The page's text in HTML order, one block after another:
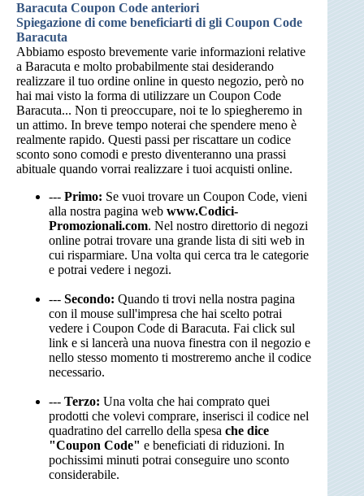
Baracuta Coupon Code anteriori
Spiegazione di come beneficiarti di gli Coupon Code
Baracuta
Abbiamo esposto brevemente varie informazioni relative
a Baracuta e molto probabilmente stai desiderando
realizzare il tuo ordine online in questo negozio, però no
hai mai visto la forma di utilizzare un Coupon Code
Baracuta... Non ti preoccupare, noi te lo spiegheremo in
un attimo. In breve tempo noterai che spendere meno è
realmente rapido. Questi passi per riscattare un codice
sconto sono comodi e presto diventeranno una prassi
abituale quando vorrai realizzare i tuoi acquisti online.
--- Primo: Se vuoi trovare un Coupon Code, vieni
alla nostra pagina web www.Codici-
Promozionali.com. Nel nostro direttorio di negozi
online potrai trovare una grande lista di siti web in
cui risparmiare. Una volta qui cerca tra le categorie
e potrai vedere i negozi.
--- Secondo: Quando ti trovi nella nostra pagina
con il mouse sull'impresa che hai scelto potrai
vedere i Coupon Code di Baracuta. Fai click sul
link e si lancerà una nuova finestra con il negozio e
nello stesso momento ti mostreremo anche il codice
necessario.
--- Terzo: Una volta che hai comprato quei
prodotti che volevi comprare, inserisci il codice nel
quadratino del carrello della spesa che dice
"Coupon Code" e beneficiati di riduzioni. In
pochissimi minuti potrai conseguire uno sconto
considerabile.